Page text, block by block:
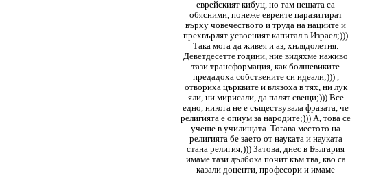
еврейският кибуц, но там нещата са
обясними, понеже евреите паразитират
върху човечеството и труда на нациите и
прехвърлят усвоеният капитал в Израел;)))
Така мога да живея и аз, хилядолетия.
Деветдесетте години, ние видяхме наживо
тази трансформация, как болшевиките
предадоха собствените си идеали;))) ,
отвориха църквите и влязоха в тях, ни лук
яли, ни мирисали, да палят свещи;))) Все
едно, никога не е съществувала фразата, че
религията е опиум за народите;))) А, това се
учеше в училищата. Тогава местото на
религията бе заето от науката и науката
стана религия;))) Затова, днес в България
имаме тази дълбока почит към тва, кво са
казали доценти, професори и имаме